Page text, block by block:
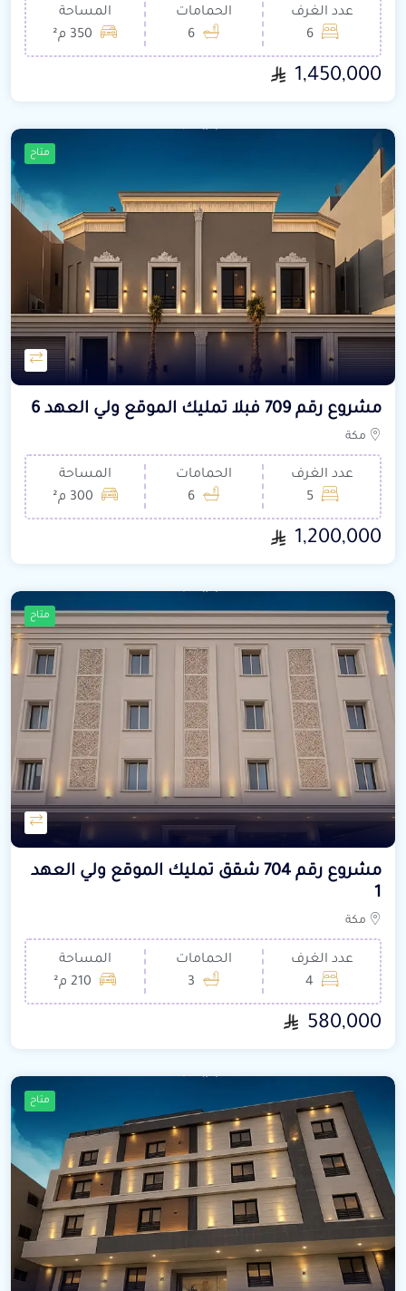
عدد الغرف
6
الحمامات
6
المساحة
350 م²
1,450,000
متاح
مشروع رقم 709 فبلا تمليك الموقع ولي العهد 6
مكة
عدد الغرف
5
الحمامات
6
المساحة
300 م²
1,200,000
متاح
مشروع رقم 704 شقق تمليك الموقع ولي العهد
1
مكة
عدد الغرف
4
الحمامات
3
المساحة
210 م²
580,000
متاح